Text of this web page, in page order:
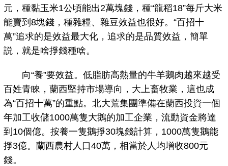
元，種黏玉米1公頃能出2萬塊錢，種“龍稻18”每斤大米
能賣到8塊錢，種雜糧、雜豆效益也很好。“百招十
萬”追求的是效益最大化，追求的是品質效益，簡單
説，就是啥掙錢種啥。
向“養”要效益。低脂肪高熱量的牛羊鵝肉越來越受
百姓青睞，蘭西堅持市場導向，大上畜牧業，這也成
為“百招十萬”的重點。北大荒集團準備在蘭西投資一個
年加工收儲1000萬隻大鵝的加工企業，流動資金將達
到10個億。按養一隻鵝掙30塊錢計算，1000萬隻鵝能
掙3億。蘭西農村人口40萬，相當於人均增收800元
錢。